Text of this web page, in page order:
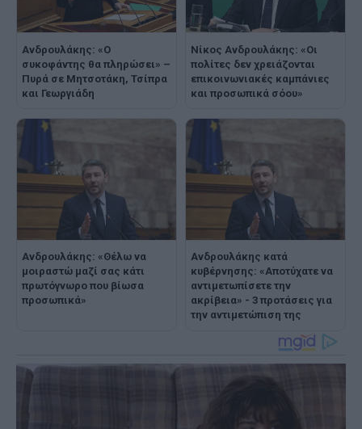
Ανδρουλάκης: «Ο
συκοφάντης θα πληρώσει» –
Πυρά σε Μητσοτάκη, Τσίπρα
και Γεωργιάδη
Νίκος Ανδρουλάκης: «Οι
πολίτες δεν χρειάζονται
επικοινωνιακές καμπάνιες
και προσωπικά σόου»
Ανδρουλάκης: «Θέλω να
μοιραστώ μαζί σας κάτι
πρωτόγνωρο που βίωσα
προσωπικά»
Ανδρουλάκης κατά
κυβέρνησης: «Αποτύχατε να
αντιμετωπίσετε την
ακρίβεια» - 3 προτάσεις για
την αντιμετώπιση της